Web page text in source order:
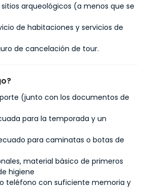
arqueológicos (a menos que se
de habitaciones y servicios de
de cancelación de tour.
(junto con los documentos de
para la temporada y un
para caminatas o botas de
material básico de primeros
higiene
teléfono con suficiente memoria y